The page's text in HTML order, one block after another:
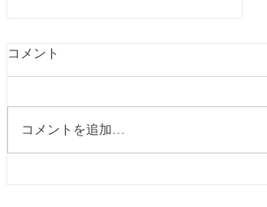
コメント
コメントを追加…